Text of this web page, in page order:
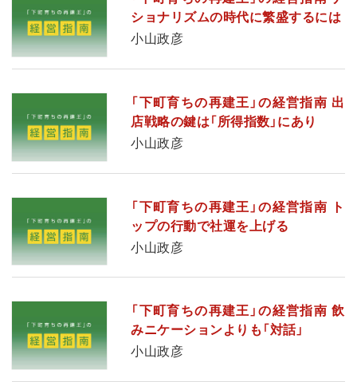
ショナリズムの時代に繁盛するには
小山政彦
「下町育ちの再建王」の経営指南 出
店戦略の鍵は「所得指数」にあり
小山政彦
「下町育ちの再建王」の経営指南 ト
ップの行動で社運を上げる
小山政彦
「下町育ちの再建王」の経営指南 飲
みニケーションよりも「対話」
小山政彦